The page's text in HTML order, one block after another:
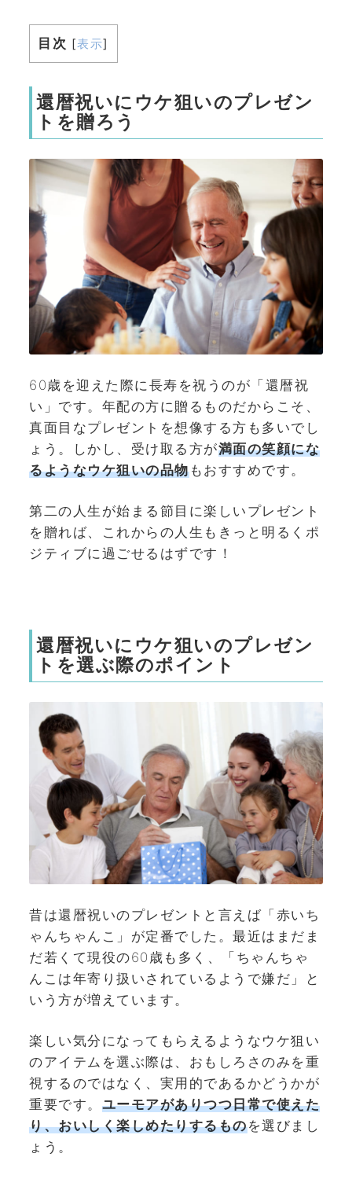
目次 [表示]
還暦祝いにウケ狙いのプレゼン
トを贈ろう
60歳を迎えた際に長寿を祝うのが「還暦祝
い」です。年配の方に贈るものだからこそ、
真面目なプレゼントを想像する方も多いでし
ょう。しかし、受け取る方が満面の笑顔にな
るようなウケ狙いの品物もおすすめです。
第二の人生が始まる節目に楽しいプレゼント
を贈れば、これからの人生もきっと明るくポ
ジティブに過ごせるはずです！
還暦祝いにウケ狙いのプレゼン
トを選ぶ際のポイント
昔は還暦祝いのプレゼントと言えば「赤いち
ゃんちゃんこ」が定番でした。最近はまだま
だ若くて現役の60歳も多く、「ちゃんちゃ
んこは年寄り扱いされているようで嫌だ」と
いう方が増えています。
楽しい気分になってもらえるようなウケ狙い
のアイテムを選ぶ際は、おもしろさのみを重
視するのではなく、実用的であるかどうかが
重要です。 ユーモアがありつつ日常で使えた
り、おいしく楽しめたりするものを選びまし
ょう。